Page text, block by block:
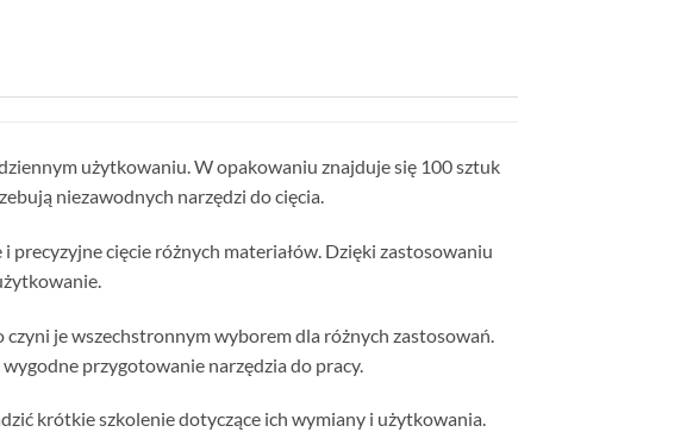
użytkowaniu. W opakowaniu znajduje się 100 sztuk
niezawodnych narzędzi do cięcia.
precyzyjne cięcie różnych materiałów. Dzięki zastosowaniu
je wszechstronnym wyborem dla różnych zastosowań.
przygotowanie narzędzia do pracy.
krótkie szkolenie dotyczące ich wymiany i użytkowania.